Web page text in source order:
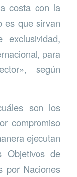
costa con la
es que sirvan
para
según
son los
compromiso
ejecutan
Objetivos de
por Naciones